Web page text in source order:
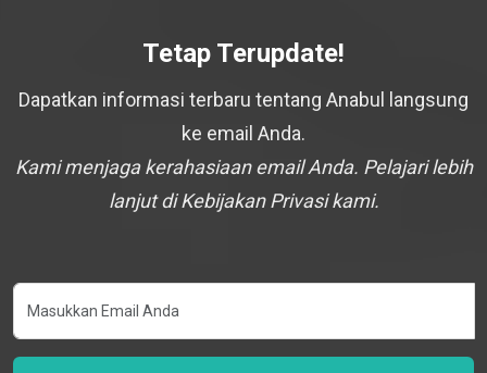
Tetap Terupdate!
Dapatkan informasi terbaru tentang Anabul langsung
ke email Anda.
Kami menjaga kerahasiaan email Anda. Pelajari lebih
lanjut di Kebijakan Privasi kami.